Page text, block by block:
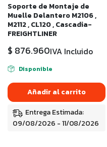
Soporte de Montaje de
Muelle Delantero M2106 ,
M2112 , CL120 , Cascadia-
FREIGHTLINER
$ 876.960IVA Incluido
Disponible
Añadir al carrito
Entrega Estimada:
09/08/2026 - 11/08/2026